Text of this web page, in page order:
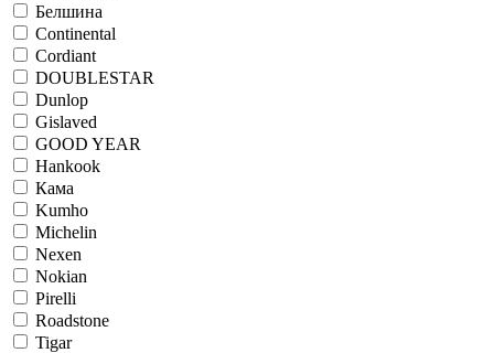
Белшина
Continental
Cordiant
DOUBLESTAR
Dunlop
Gislaved
GOOD YEAR
Hankook
Кама
Kumho
Michelin
Nexen
Nokian
Pirelli
Roadstone
Tigar